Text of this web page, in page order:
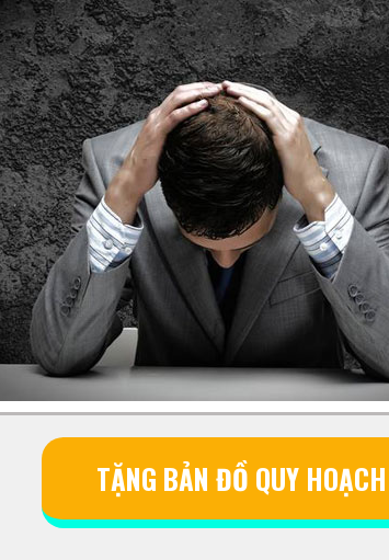
TẶNG BẢN ĐỒ QUY HOẠCH